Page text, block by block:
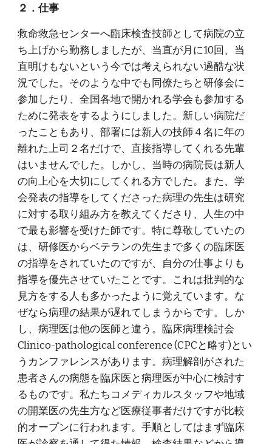
２．仕事
救命救急センターへ臨床検査技師として病院の立
ち上げから勤務しましたが、当直が月に10回、当
直明けもないという今では考えられない過酷な状
況でした。そのような中でも同僚たちと研修会に
参加したり、全国各地で開かれる学会も参加する
ために発表をするようにしました。新しい病院だ
ったこともあり、部署には新人の技師４名に年の
離れた上司２名だけで、直接指導してくれる先輩
はいませんでした。しかし、当時の病院長は新人
の向上心を大切にしてくれる方でした。また、学
会発表の指導をしてくださった病理の先生は研究
に対する取り組み方を教えてくださり、人生の中
で最も影響を受けた師です。特に尊敬していたの
は、研修医からベテランの先生まで多くの臨床医
の指導をされていたのですが、自分の仕事よりも
指導を優先させていたことです。これは批判的な
見方をする人も多かったように覚えています。な
ぜなら病理の結果が遅れてしまうからです。しか
し、病理医は他の医師と違う。臨床病理検討会
Clinico-pathological conference (CPCと略す)とい
うカンファレンスがあります。病理解剖がされた
患者さんの病態を臨床医と病理医が中心に検討す
るものです。私たちコメディカルスタッフや地域
の開業医の先生方など医療従事者だけですが比較
的オープンに行われます。手順としてはまず臨床